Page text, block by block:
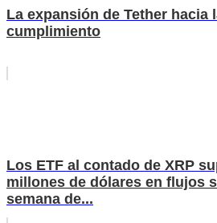
La expansión de Tether hacia
cumplimiento
Los ETF al contado de XRP
millones de dólares en flujos
semana de...